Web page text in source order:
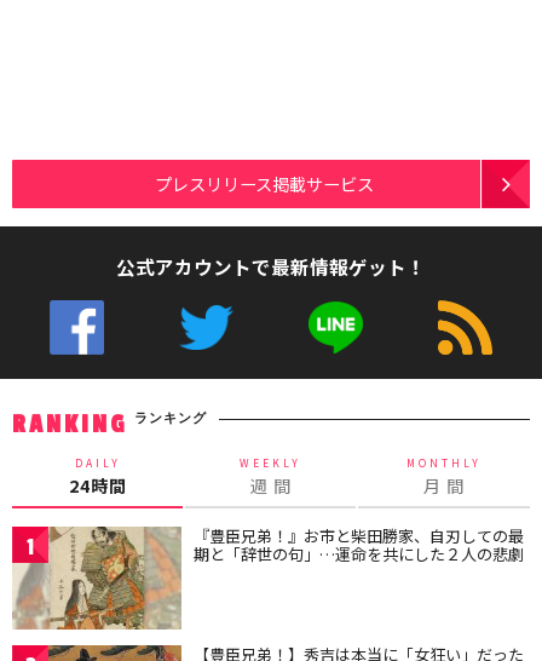
プレスリリース掲載サービス
公式アカウントで最新情報ゲット！
RANKING ランキング
DAILY
24時間
WEEKLY
週 間
MONTHLY
月 間
1 『豊臣兄弟！』お市と柴田勝家、自刃しての最
期と「辞世の句」…運命を共にした２人の悲劇
【豊臣兄弟！】秀吉は本当に「女狂い」だった